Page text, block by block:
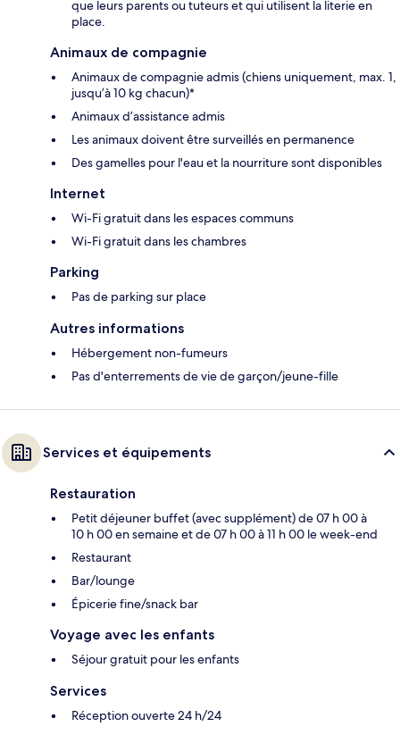
que leurs parents ou tuteurs et qui utilisent la literie en
place.
Animaux de compagnie
Animaux de compagnie admis (chiens uniquement, max. 1,
jusqu’à 10 kg chacun)*
Animaux d’assistance admis
Les animaux doivent être surveillés en permanence
Des gamelles pour l'eau et la nourriture sont disponibles
Internet
Wi-Fi gratuit dans les espaces communs
Wi-Fi gratuit dans les chambres
Parking
Pas de parking sur place
Autres informations
Hébergement non-fumeurs
Pas d'enterrements de vie de garçon/jeune-fille
Services et équipements
Restauration
Petit déjeuner buffet (avec supplément) de 07 h 00 à
10 h 00 en semaine et de 07 h 00 à 11 h 00 le week-end
Restaurant
Bar/lounge
Épicerie fine/snack bar
Voyage avec les enfants
Séjour gratuit pour les enfants
Services
Réception ouverte 24 h/24